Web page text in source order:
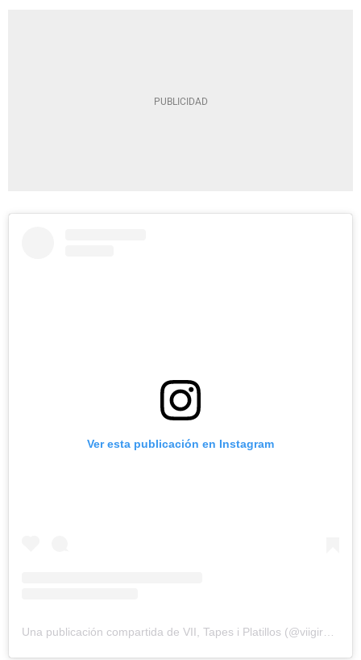
Ver esta publicación en Instagram